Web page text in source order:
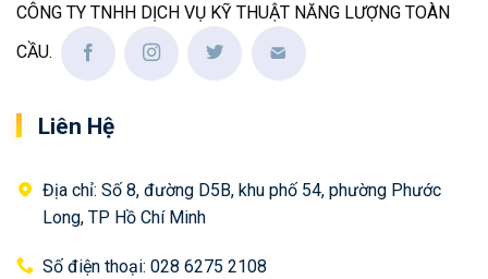
CÔNG TY TNHH DỊCH VỤ KỸ THUẬT NĂNG LƯỢNG TOÀN
CẦU.
Liên Hệ
Địa chỉ: Số 8, đường D5B, khu phố 54, phường Phước
Long, TP Hồ Chí Minh
Số điện thoại: 028 6275 2108